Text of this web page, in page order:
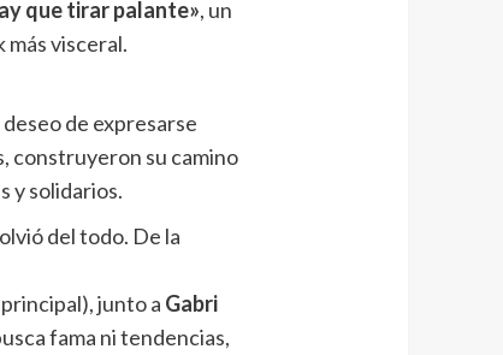
que tirar palante», un
visceral.
de expresarse
construyeron su camino
y solidarios.
del todo. De la
junto a Gabri
fama ni tendencias,